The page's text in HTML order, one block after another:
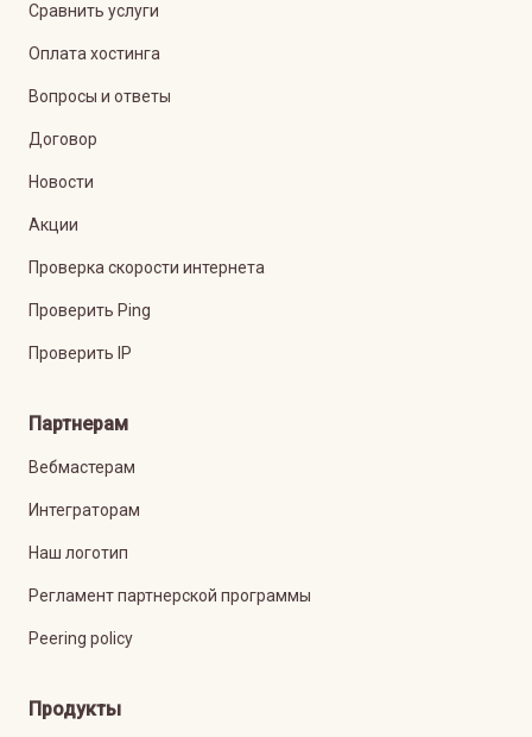
Сравнить услуги
Оплата хостинга
Вопросы и ответы
Договор
Новости
Акции
Проверка скорости интернета
Проверить Ping
Проверить IP
Партнерам
Вебмастерам
Интеграторам
Наш логотип
Регламент партнерской программы
Peering policy
Продукты